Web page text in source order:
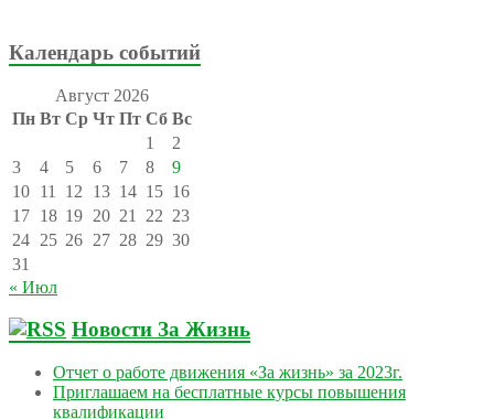
Календарь событий
Август 2026
Пн Вт Ср Чт Пт Сб Вс
1
2
3
4 5 6 7 8
9
10 11 12 13 14 15 16
17 18 19 20 21 22 23
24 25 26 27 28 29 30
31
« Июл
Новости За Жизнь
Отчет о работе движения «За жизнь» за 2023г.
Приглашаем на бесплатные курсы повышения
квалификации